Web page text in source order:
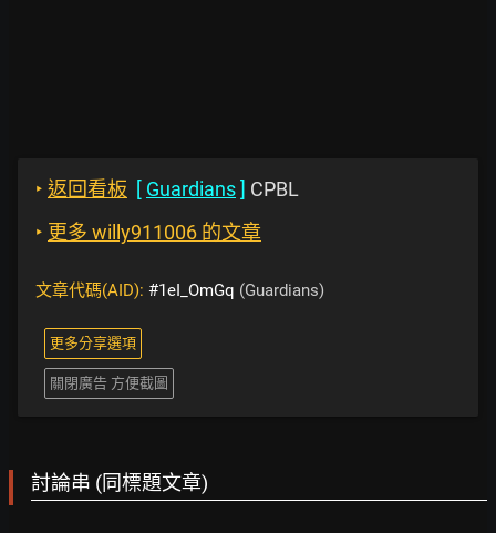
‣ 返回看板 [ Guardians] CPBL
‣ 更多 willy911006 的文章
文章代碼(AID): #1eI_OmGq (Guardians)
更多分享選項
關閉廣告 方便截圖
討論串 (同標題文章)